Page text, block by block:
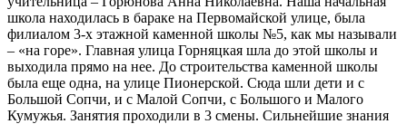
школа находилась в бараке на Первомайской улице, была
филиалом 3-х этажной каменной школы №5, как мы называли
– «на горе». Главная улица Горняцкая шла до этой школы и
выходила прямо на нее. До строительства каменной школы
была еще одна, на улице Пионерской. Сюда шли дети и с
Большой Сопчи, и с Малой Сопчи, с Большого и Малого
Кумужья. Занятия проходили в 3 смены. Сильнейшие знания